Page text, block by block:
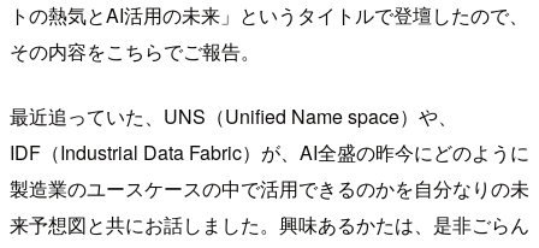
トの熱気とAI活用の未来」というタイトルで登壇したので、
その内容をこちらでご報告。
最近追っていた、UNS（Unified Name space）や、
IDF（Industrial Data Fabric）が、AI全盛の昨今にどのように
製造業のユースケースの中で活用できるのかを自分なりの未
来予想図と共にお話しました。興味あるかたは、是非ごらん